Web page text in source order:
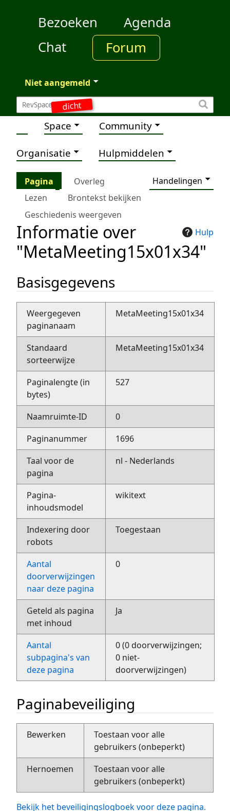
dicht
Bezoeken
Agenda
Chat
Forum
Niet aangemeld
Space Community
Organisatie Hulpmiddelen
Pagina Overleg
Handelingen
Lezen
Brontekst bekijken
Geschiedenis weergeven
Hulp
Informatie over
"MetaMeeting15x01x34"
Basisgegevens
Weergegeven
paginanaam
MetaMeeting15x01x34
Standaard
sorteerwijze
MetaMeeting15x01x34
Paginalengte (in
bytes)
527
Naamruimte-ID
0
Paginanummer
1696
Taal voor de
pagina
nl - Nederlands
Pagina-
inhoudsmodel
wikitext
Indexering door
robots
Toegestaan
Aantal
doorverwijzingen
naar deze pagina
0
Geteld als pagina
met inhoud
Ja
Aantal
subpagina's van
deze pagina
0 (0 doorverwijzingen;
0 niet-
doorverwijzingen)
Paginabeveiliging
Bewerken
Toestaan voor alle
gebruikers (onbeperkt)
Hernoemen
Toestaan voor alle
gebruikers (onbeperkt)
Bekijk het beveiligingslogboek voor deze pagina.